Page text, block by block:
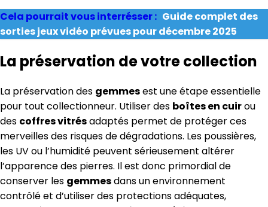
Cela pourrait vous interrésser : Guide complet des
sorties jeux vidéo prévues pour décembre 2025
La préservation de votre collection
La préservation des gemmesest une étape essentielle
pour tout collectionneur. Utiliser des boîtes en cuirou
des coffres vitrésadaptés permet de protéger ces
merveilles des risques de dégradations. Les poussières,
les UV ou l’humidité peuvent sérieusement altérer
l’apparence des pierres. Il est donc primordial de
conserver les gemmesdans un environnement
contrôlé et d’utiliser des protections adéquates,